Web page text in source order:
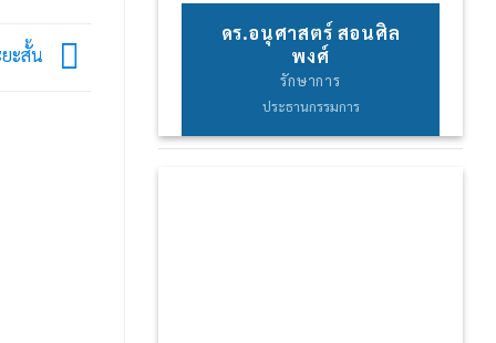
ะสั้น
ดร.อนุศาสตร์ สอนศิล
พงศ์
รักษาการ
ประธานกรรมการ